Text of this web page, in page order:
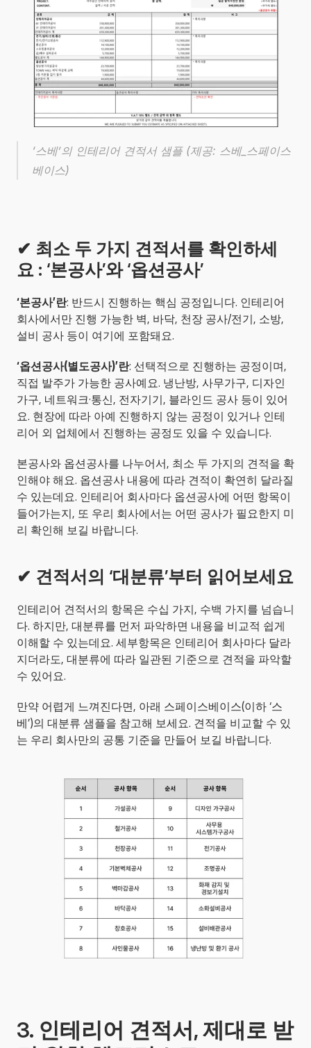
‘스베’의 인테리어 견적서 샘플 (제공: 스베_스페이스
베이스)
✔ 최소 두 가지 견적서를 확인하세
요 : ‘본공사’와 ‘옵션공사’
‘본공사’란: 반드시 진행하는 핵심 공정입니다. 인테리어
회사에서만 진행 가능한 벽, 바닥, 천장 공사/전기, 소방,
설비 공사 등이 여기에 포함돼요.
‘옵션공사(별도공사)’란: 선택적으로 진행하는 공정이며,
직접 발주가 가능한 공사예요. 냉난방, 사무가구, 디자인
가구, 네트워크·통신, 전자기기, 블라인드 공사 등이 있어
요. 현장에 따라 아예 진행하지 않는 공정이 있거나 인테
리어 외 업체에서 진행하는 공정도 있을 수 있습니다.
본공사와 옵션공사를 나누어서, 최소 두 가지의 견적을 확
인해야 해요. 옵션공사 내용에 따라 견적이 확연히 달라질
수 있는데요. 인테리어 회사마다 옵션공사에 어떤 항목이
들어가는지, 또 우리 회사에서는 어떤 공사가 필요한지 미
리 확인해 보길 바랍니다.
✔ 견적서의 ‘대분류’부터 읽어보세요
인테리어 견적서의 항목은 수십 가지, 수백 가지를 넘습니
다. 하지만, 대분류를 먼저 파악하면 내용을 비교적 쉽게
이해할 수 있는데요. 세부항목은 인테리어 회사마다 달라
지더라도, 대분류에 따라 일관된 기준으로 견적을 파악할
수 있어요.
만약 어렵게 느껴진다면, 아래 스페이스베이스(이하 ‘스
베’)의 대분류 샘플을 참고해 보세요. 견적을 비교할 수 있
는 우리 회사만의 공통 기준을 만들어 보길 바랍니다.
3. 인테리어 견적서, 제대로 받